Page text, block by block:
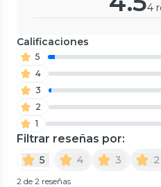
4
Calificaciones
5
4
3
2
1
Filtrar reseñas por:
5 4 3 2
2 de 2 reseñas